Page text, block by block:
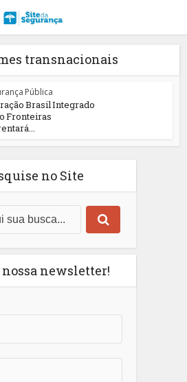
transnacionais
Pública
Brasil Integrado
Fronteiras
no Site
newsletter!